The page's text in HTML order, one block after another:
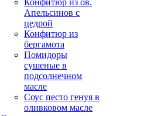
Конфитюр из ов.
Апельсинов с
цедрой
Конфитюр из
бергамота
Помидоры
сушеные в
подсолнечном
масле
Соус песто генуя в
оливковом масле